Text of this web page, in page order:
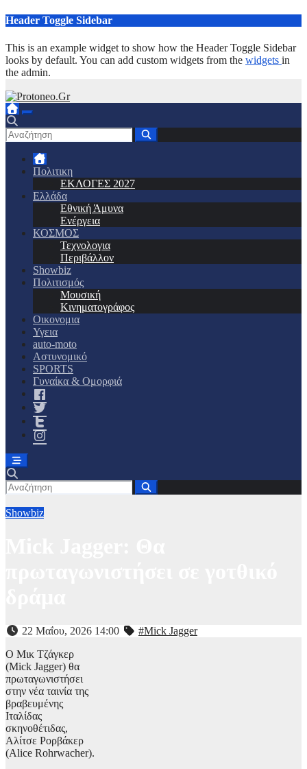
Μετάβαση
περιεχόμενο
Header Toggle Sidebar
This is an example widget to show how the Header Toggle Sidebar
looks by default. You can add custom widgets from the widgets in
the admin.
Πολιτικη
ΕΚΛΟΓΕΣ 2027
Ελλάδα
Εθνική Άμυνα
Ενέργεια
ΚΟΣΜΟΣ
Τεχνολογια
Περιβάλλον
Showbiz
Πολιτισμός
Μουσική
Κινηματογράφος
Οικονομια
Υγεια
auto-moto
Αστυνομικό
SPORTS
Γυναίκα & Ομορφιά
Showbiz
22 Μαΐου, 2026 14:00
#Mick Jagger
Ο Μικ Τζάγκερ
(Mick Jagger) θα
πρωταγωνιστήσει
στην νέα ταινία της
βραβευμένης
Ιταλίδας
σκηνοθέτιδας,
Αλίτσε Ρορβάκερ
(Alice Rohrwacher).